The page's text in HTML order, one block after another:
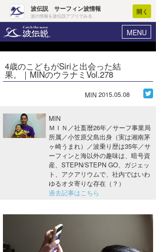
波伝説 サーフィン波情報
波の情報を波伝説アプリでみる
開く
MENU
ヘルプ マイホーム
ログイン
波情報･概況
WAVE HUNTER 波予想ツール
サーフィンエリアガイド
今月のプレゼント
4歳のこどもがSiriと出会った結
果。｜MINのウラナミVol.278
MIN 2015.05.08
MIN
ＭＩＮ／社畜暦26年／サーフ事業局
所属／小笠原父島出身（実は湘南茅
ヶ崎うまれ）／波乗り歴は35年／サ
ーフィンと海以外の趣味は、暗号資
産、STEPN/STEPN GO、ガジェッ
ト、アクアリウムで、社内ではいわ
ゆるオタ寄りな存在（？）
過去記事はこちら
Core Surf Japan
アート＆エンタメ
ショップ情報
千葉北